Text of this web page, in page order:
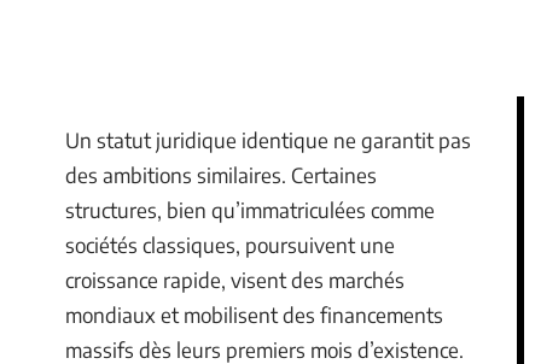
Un statut juridique identique ne garantit pas
des ambitions similaires. Certaines
structures, bien qu’immatriculées comme
sociétés classiques, poursuivent une
croissance rapide, visent des marchés
mondiaux et mobilisent des financements
massifs dès leurs premiers mois d’existence.